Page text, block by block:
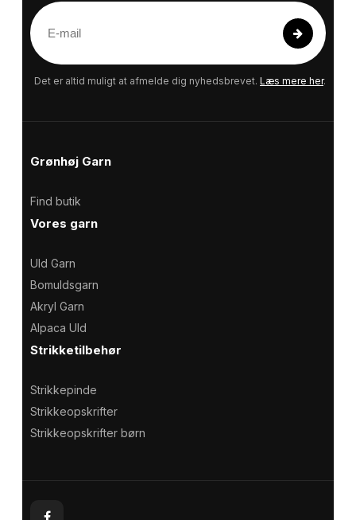
E
m
a
Det er altid muligt at afmelde dig nyhedsbrevet. Læs mere her.
Grønhøj Garn
Find butik
Vores garn
Uld Garn
Bomuldsgarn
Akryl Garn
Alpaca Uld
Strikketilbehør
Strikkepinde
Strikkeopskrifter
Strikkeopskrifter børn